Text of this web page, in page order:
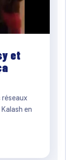
et
réseaux
en